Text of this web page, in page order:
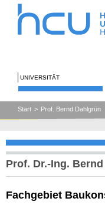
UNIVERSITÄT
Start > Prof. Bernd Dahlgrün
Prof. Dr.-Ing.
Fachgebiet